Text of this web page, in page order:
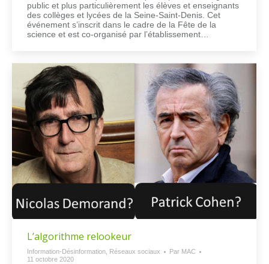
public et plus particulièrement les élèves et enseignants
des collèges et lycées de la Seine-Saint-Denis. Cet
événement s’inscrit dans le cadre de la Fête de la
science et est co-organisé par l’établissement…
L’algorithme relookeur
Information-Désinformation, Réseaux sociaux Par MAC
11 octobre 2020